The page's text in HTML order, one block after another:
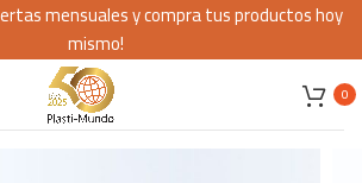
0
mensuales y compra tus productos hoy
mismo!